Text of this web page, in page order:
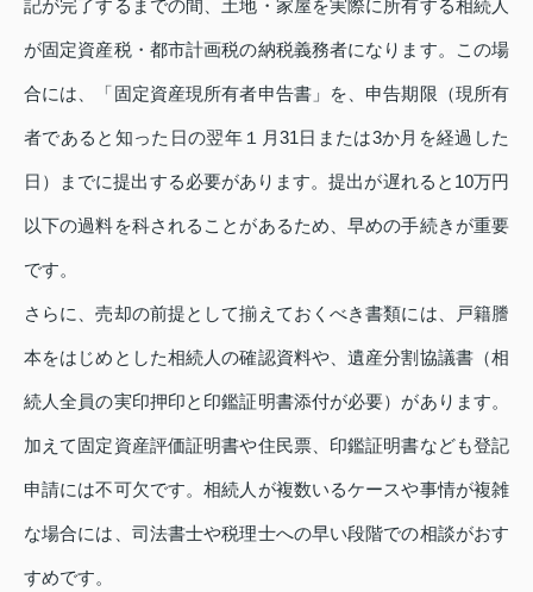
記が完了するまでの間、土地・家屋を実際に所有する相続人
が固定資産税・都市計画税の納税義務者になります。この場
合には、「固定資産現所有者申告書」を、申告期限（現所有
者であると知った日の翌年１月31日または3か月を経過した
日）までに提出する必要があります。提出が遅れると10万円
以下の過料を科されることがあるため、早めの手続きが重要
です。
さらに、売却の前提として揃えておくべき書類には、戸籍謄
本をはじめとした相続人の確認資料や、遺産分割協議書（相
続人全員の実印押印と印鑑証明書添付が必要）があります。
加えて固定資産評価証明書や住民票、印鑑証明書なども登記
申請には不可欠です。相続人が複数いるケースや事情が複雑
な場合には、司法書士や税理士への早い段階での相談がおす
すめです。